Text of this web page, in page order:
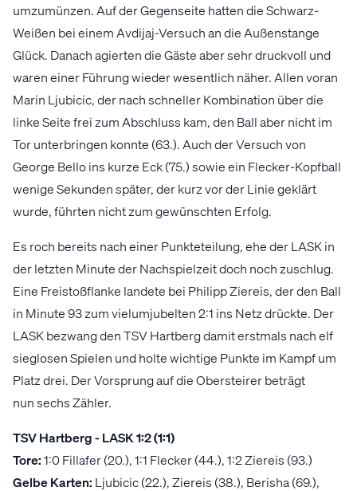
umzumünzen. Auf der Gegenseite hatten die Schwarz-
Weißen bei einem Avdijaj-Versuch an die Außenstange
Glück. Danach agierten die Gäste aber sehr druckvoll und
waren einer Führung wieder wesentlich näher. Allen voran
Marin Ljubicic, der nach schneller Kombination über die
linke Seite frei zum Abschluss kam, den Ball aber nicht im
Tor unterbringen konnte (63.). Auch der Versuch von
George Bello ins kurze Eck (75.) sowie ein Flecker-Kopfball
wenige Sekunden später, der kurz vor der Linie geklärt
wurde, führten nicht zum gewünschten Erfolg.
Es roch bereits nach einer Punkteteilung, ehe der LASK in
der letzten Minute der Nachspielzeit doch noch zuschlug.
Eine Freistoßflanke landete bei Philipp Ziereis, der den Ball
in Minute 93 zum vielumjubelten 2:1 ins Netz drückte. Der
LASK bezwang den TSV Hartberg damit erstmals nach elf
sieglosen Spielen und holte wichtige Punkte im Kampf um
Platz drei. Der Vorsprung auf die Obersteirer beträgt
nun sechs Zähler.
TSV Hartberg - LASK 1:2 (1:1)
Tore:1:0 Fillafer (20.), 1:1 Flecker (44.), 1:2 Ziereis (93.)
Gelbe Karten: Ljubicic (22.), Ziereis (38.), Berisha (69.),